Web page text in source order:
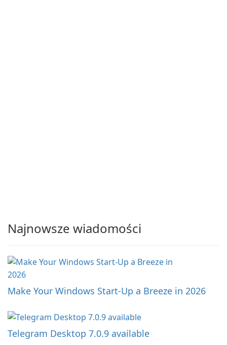
Najnowsze wiadomości
Make Your Windows Start-Up a Breeze in 2026
Telegram Desktop 7.0.9 available